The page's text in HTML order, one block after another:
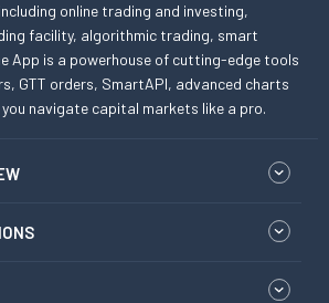
online trading and investing,
facility, algorithmic trading, smart
App is a powerhouse of cutting-edge tools
GTT orders, SmartAPI, advanced charts
navigate capital markets like a pro.